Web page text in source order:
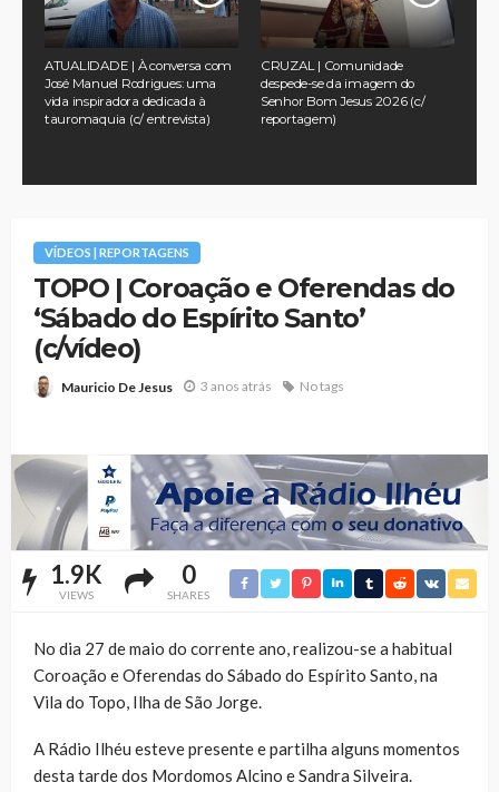
CRUZAL | Comunidade
despede-se da imagem do
Senhor Bom Jesus 2026 (c/
reportagem)
TURLOCK | Homilia proferida
pelo Monsenhor Gregório Rocha
na Novena de Nossa Senhora da
Assunção – 06 de Agosto de
VÍDEOS | REPORTAGENS
TOPO | Coroação e Oferendas do
‘Sábado do Espírito Santo’
(c/vídeo)
Mauricio De Jesus 3 anos atrás No tags
1.9K
VIEWS
0
SHARES
No dia 27 de maio do corrente ano, realizou-se a habitual
Coroação e Oferendas do Sábado do Espírito Santo, na
Vila do Topo, Ilha de São Jorge.
A Rádio Ilhéu esteve presente e partilha alguns momentos
desta tarde dos Mordomos Alcino e Sandra Silveira.